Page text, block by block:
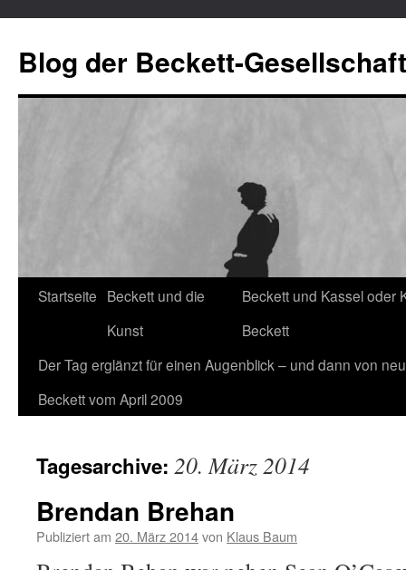
Blog der Beckett-Gesellschaft
Zum
springen
Startseite Beckett und die
Kunst
Beckett und Kassel oder
Beckett
Der Tag erglänzt für einen Augenblick – und dann von
Beckett vom April 2009
Tagesarchive: 20. März 2014
Brendan Brehan
Publiziert am 20. März 2014von Klaus Baum